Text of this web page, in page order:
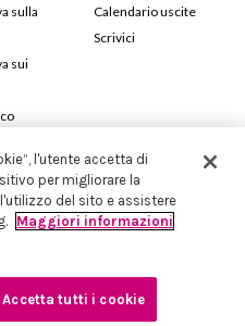
sulla
sui
Calendario uscite
Scrivici
Monte Nero, 84 - 20135 Milano
- Capitale Sociale 258.250 €
nr.198004 e REA nr.1051898
l'utente accetta di
per migliorare la
del sito e assistere
Maggiori informazioni
Accetta tutti i cookie